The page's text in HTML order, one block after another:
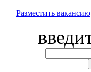
Разместить вакансию